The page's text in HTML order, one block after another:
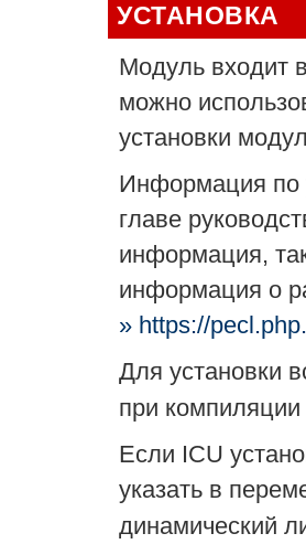
УСТАНОВКА
Модуль входит
можно
установки
Информация по
главе
информация,
информация о
» https://
Для установки
при компиляции
Если ICU
указать в
динамический